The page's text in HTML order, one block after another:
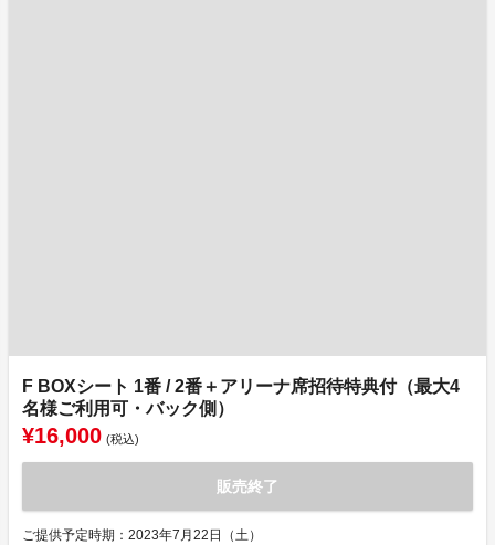
F BOXシート 1番 / 2番＋アリーナ席招待特典付（最大4
名様ご利用可・バック側）
¥16,000 (税込)
販売終了
ご提供予定時期：2023年7月22日（土）